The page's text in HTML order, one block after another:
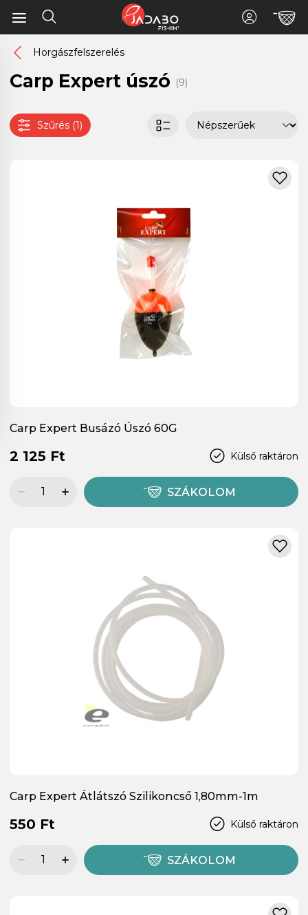
Horgászfelszerelés
Carp Expert úszó (9)
Szűrés (1)
Carp Expert Busázó Úszó 60G
Külső raktáron
2 125 Ft
SZÁKOLOM
Carp Expert Átlátszó Szilikoncső 1,80mm-1m
Külső raktáron
550 Ft
SZÁKOLOM